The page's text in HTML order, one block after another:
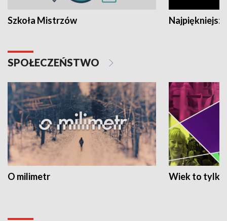
Szkoła Mistrzów
SPOŁECZEŃSTWO
O milimetr Wiek to tylko